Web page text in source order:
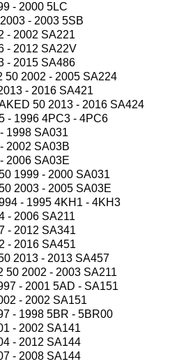
- 2000 5LC
- 2003 5SB
- 2002 SA221
- 2012 SA22V
- 2015 SA486
50 2002 - 2005 SA224
- 2016 SA421
50 2013 - 2016 SA424
- 1996 4PC3 - 4PC6
1998 SA031
2002 SA03B
2006 SA03E
1999 - 2000 SA031
2003 - 2005 SA03E
- 1995 4KH1 - 4KH3
- 2006 SA211
- 2012 SA341
- 2016 SA451
2013 - 2013 SA457
50 2002 - 2003 SA211
- 2001 5AD - SA151
- 2002 SA151
- 1998 5BR - 5BR00
- 2002 SA141
- 2012 SA144
- 2008 SA144